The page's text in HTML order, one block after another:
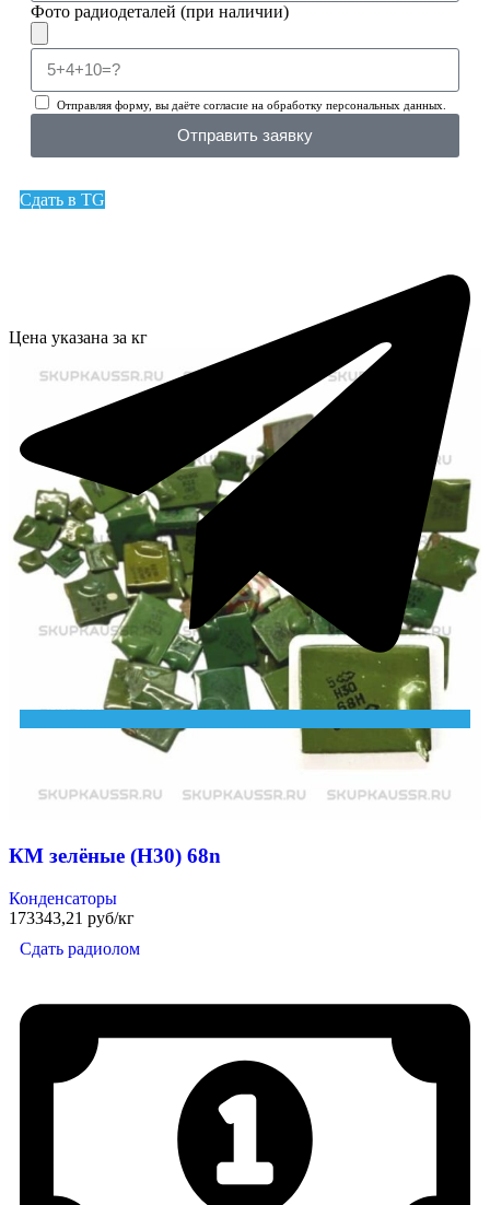
Фото радиодеталей (при наличии)
Отправляя форму, вы даёте согласие на обработку персональных данных.
Отправить заявку
Сдать в TG
Цена указана за кг
КМ зелёные (Н30) 68n
Конденсаторы
173343,21 руб/кг
Сдать радиолом